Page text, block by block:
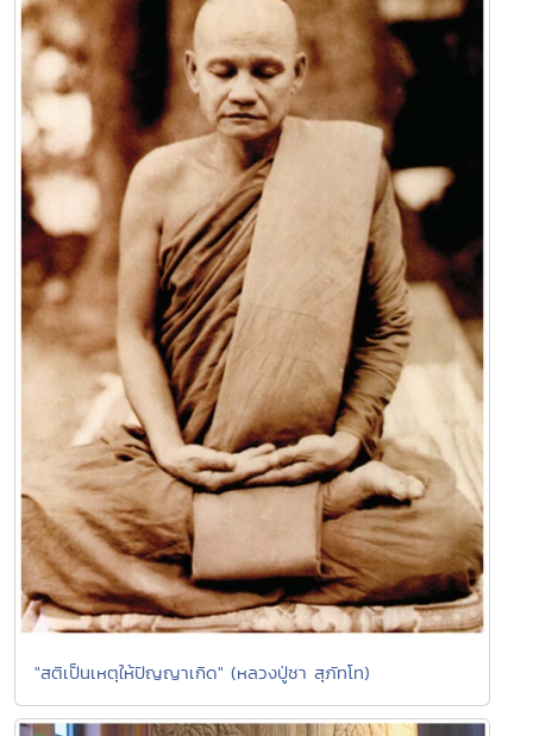
"สติเป็นเหตุให้ปัญญาเกิด" (หลวงปู่ชา สุภัทโท)